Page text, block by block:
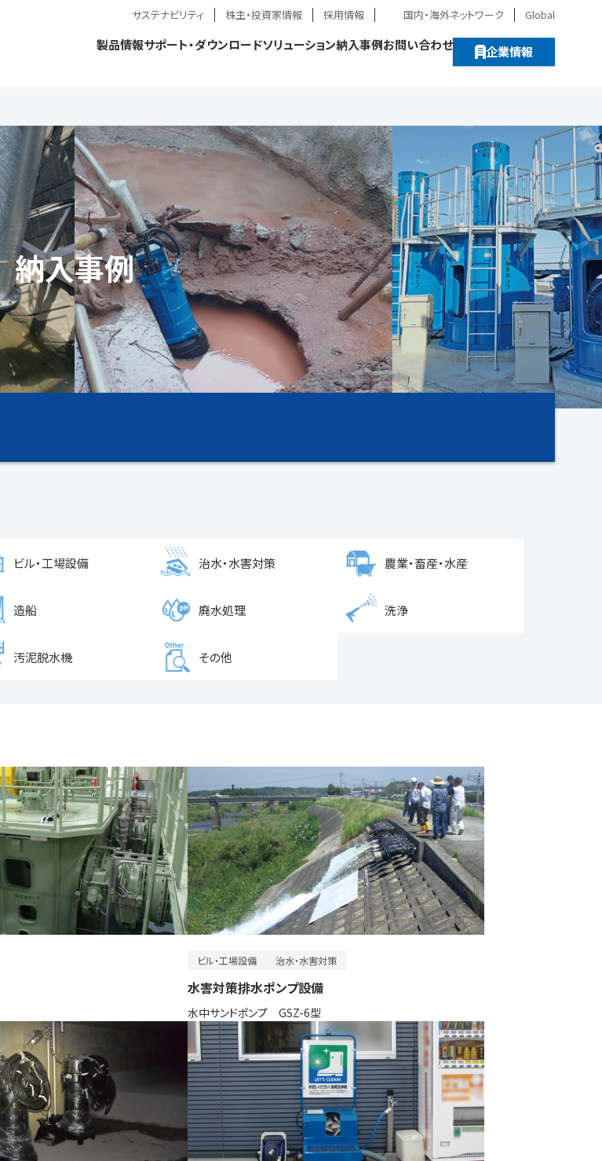
サステナビリティ 株主・投資家情報 採用情報 国内・海外ネットワーク Global
製品情報サポート・ダウンロードソリューション納入事例お問い合わせ 企業情報
納入事例
ビル・工場設備 治水・水害対策 農業・畜産・水産
造船 廃水処理 洗浄
汚泥脱水機 その他
ビル・工場設備 治水・水害対策
水害対策排水ポンプ設備
水中サンドポンプ GSZ-6型